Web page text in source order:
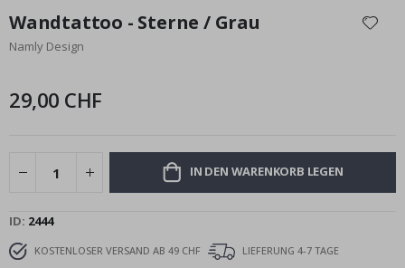
der
Bildgalerie
Wandtattoo - Sterne / Grau
Namly Design
29,00 CHF
IN DEN WARENKORB LEGEN
ID 2444
KOSTENLOSER VERSAND AB 49 CHF
LIEFERUNG 4-7 TAGE